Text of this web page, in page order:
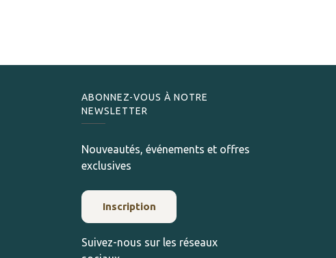
ABONNEZ-VOUS À NOTRE
NEWSLETTER
Nouveautés, événements et offres
exclusives
Inscription
Suivez-nous sur les réseaux